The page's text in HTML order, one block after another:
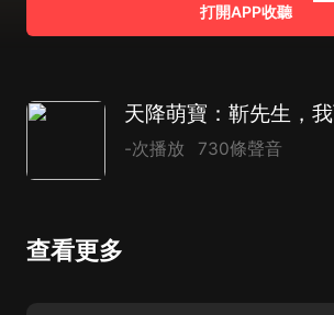
打開APP收聽
-次播放 730條聲音
查看更多